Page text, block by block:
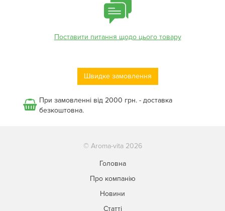
Поставити питання щодо цього товару
Швидке замовлення
При замовленні від 2000 грн. - доставка
безкоштовна.
© Aroma-vita 2026
Головна
Про компанію
Новини
Статті